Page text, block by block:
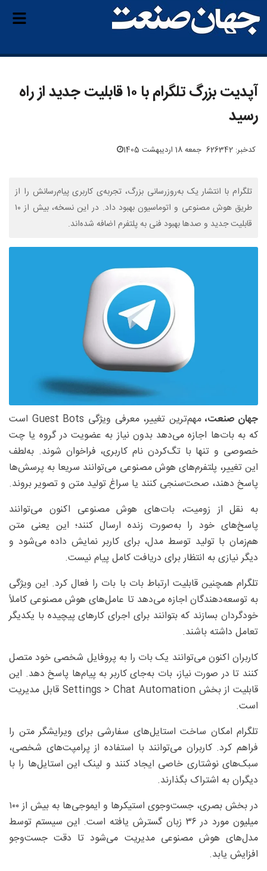
آپدیت بزرگ تلگرام با ۱۰ قابلیت جدید از راه
رسید
کدخبر: 626342 جمعه 18 اردیبهشت 1405
تلگرام با انتشار یک به‌روزرسانی بزرگ، تجربه‌ی کاربری پیام‌رسانش را از
طریق هوش مصنوعی و اتوماسیون بهبود داد. در این نسخه، بیش از ۱۰
قابلیت جدید و صدها بهبود فنی به پلتفرم اضافه شده‌اند.
جهان صنعت،
مهم‌ترین تغییر، معرفی ویژگی Guest Bots است
که به بات‌ها اجازه می‌دهد بدون نیاز به عضویت در گروه یا چت
خصوصی و تنها با تگ‌کردن نام کاربری، فراخوان شوند. به‌لطف
این تغییر، پلتفرم‌های هوش مصنوعی می‌توانند سریعا به پرسش‌ها
پاسخ دهند، صحت‌سنجی کنند یا سراغ تولید متن و تصویر بروند.
به نقل از زومیت، بات‌های هوش مصنوعی اکنون می‌توانند
پاسخ‌های خود را به‌صورت زنده ارسال کنند؛ این یعنی متن
هم‌زمان با تولید توسط مدل، برای کاربر نمایش داده می‌شود و
دیگر نیازی به انتظار برای دریافت کامل پیام نیست.
تلگرام همچنین قابلیت ارتباط بات با بات را فعال کرد. این ویژگی
به توسعه‌دهندگان اجازه می‌دهد تا عامل‌های هوش مصنوعی کاملاً
خودگردان بسازند که بتوانند برای اجرای کارهای پیچیده با یکدیگر
تعامل داشته باشند.
کاربران اکنون می‌توانند یک بات را به پروفایل شخصی خود متصل
کنند تا در صورت نیاز، بات به‌جای کاربر به پیام‌ها پاسخ دهد. این
قابلیت از بخش Settings > Chat Automation قابل مدیریت
است.
تلگرام امکان ساخت استایل‌های سفارشی برای ویرایشگر متن را
فراهم کرد. کاربران می‌توانند با استفاده از پرامپت‌های شخصی،
سبک‌های نوشتاری خاصی ایجاد کنند و لینک این استایل‌ها را با
دیگران به اشتراک بگذارند.
در بخش بصری، جست‌وجوی استیکرها و ایموجی‌ها به بیش از ۱۰۰
میلیون مورد در ۳۶ زبان گسترش یافته است. این سیستم توسط
مدل‌های هوش مصنوعی مدیریت می‌شود تا دقت جست‌وجو
افزایش یابد.